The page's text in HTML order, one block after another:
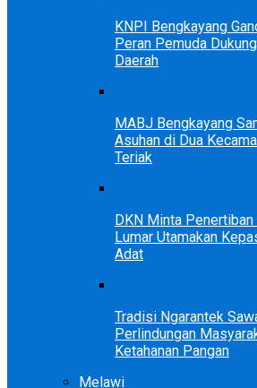
KNPI Bengkayang
Peran Pemuda
Daerah
MABJ Bengkayang
Asuhan di Dua
Teriak
DKN Minta
Lumar Utamakan
Adat
Tradisi Ngarantek
Perlindungan
Ketahanan Pangan
Melawi